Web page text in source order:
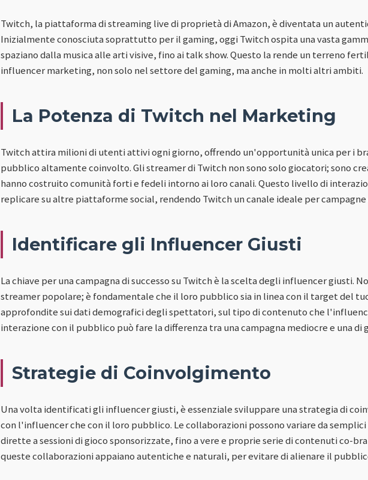
Twitch, la piattaforma di streaming live di proprietà di Amazon, è diventata un
Inizialmente conosciuta soprattutto per il gaming, oggi Twitch ospita una vasta
spaziano dalla musica alle arti visive, fino ai talk show. Questo la rende un terreno
influencer marketing, non solo nel settore del gaming, ma anche in molti altri ambiti.
La Potenza di Twitch nel Marketing
Twitch attira milioni di utenti attivi ogni giorno, offrendo un'opportunità unica per i
pubblico altamente coinvolto. Gli streamer di Twitch non sono solo giocatori; sono
hanno costruito comunità forti e fedeli intorno ai loro canali. Questo livello di
replicare su altre piattaforme social, rendendo Twitch un canale ideale per
Identificare gli Influencer Giusti
La chiave per una campagna di successo su Twitch è la scelta degli influencer giusti.
streamer popolare; è fondamentale che il loro pubblico sia in linea con il target del
approfondite sui dati demografici degli spettatori, sul tipo di contenuto che
interazione con il pubblico può fare la differenza tra una campagna mediocre e una di
Strategie di Coinvolgimento
Una volta identificati gli influencer giusti, è essenziale sviluppare una strategia di
con l'influencer che con il loro pubblico. Le collaborazioni possono variare da
dirette a sessioni di gioco sponsorizzate, fino a vere e proprie serie di contenuti co-
queste collaborazioni appaiano autentiche e naturali, per evitare di alienare il